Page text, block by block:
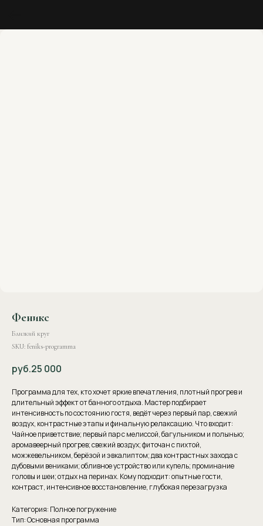
Феникс
Близкий круг
SKU: feniks-programma
руб.25 000
Программа для тех, кто хочет яркие впечатления, плотный прогрев и
длительный эффект от банного отдыха. Мастер подбирает
интенсивность по состоянию гостя, ведёт через первый пар, свежий
воздух, контрастные этапы и финальную релаксацию. Что входит:
Чайное приветствие; первый пар с мелиссой, багульником и полынью;
аромавеерный прогрев; свежий воздух; фиточан с пихтой,
можжевельником, берёзой и эвкалиптом; два контрастных захода с
дубовыми вениками; обливное устройство или купель; проминание
головы и шеи; отдых на перинах. Кому подходит: опытные гости,
контраст, интенсивное восстановление, глубокая перезагрузка
Категория: Полное погружение
Тип: Основная программа